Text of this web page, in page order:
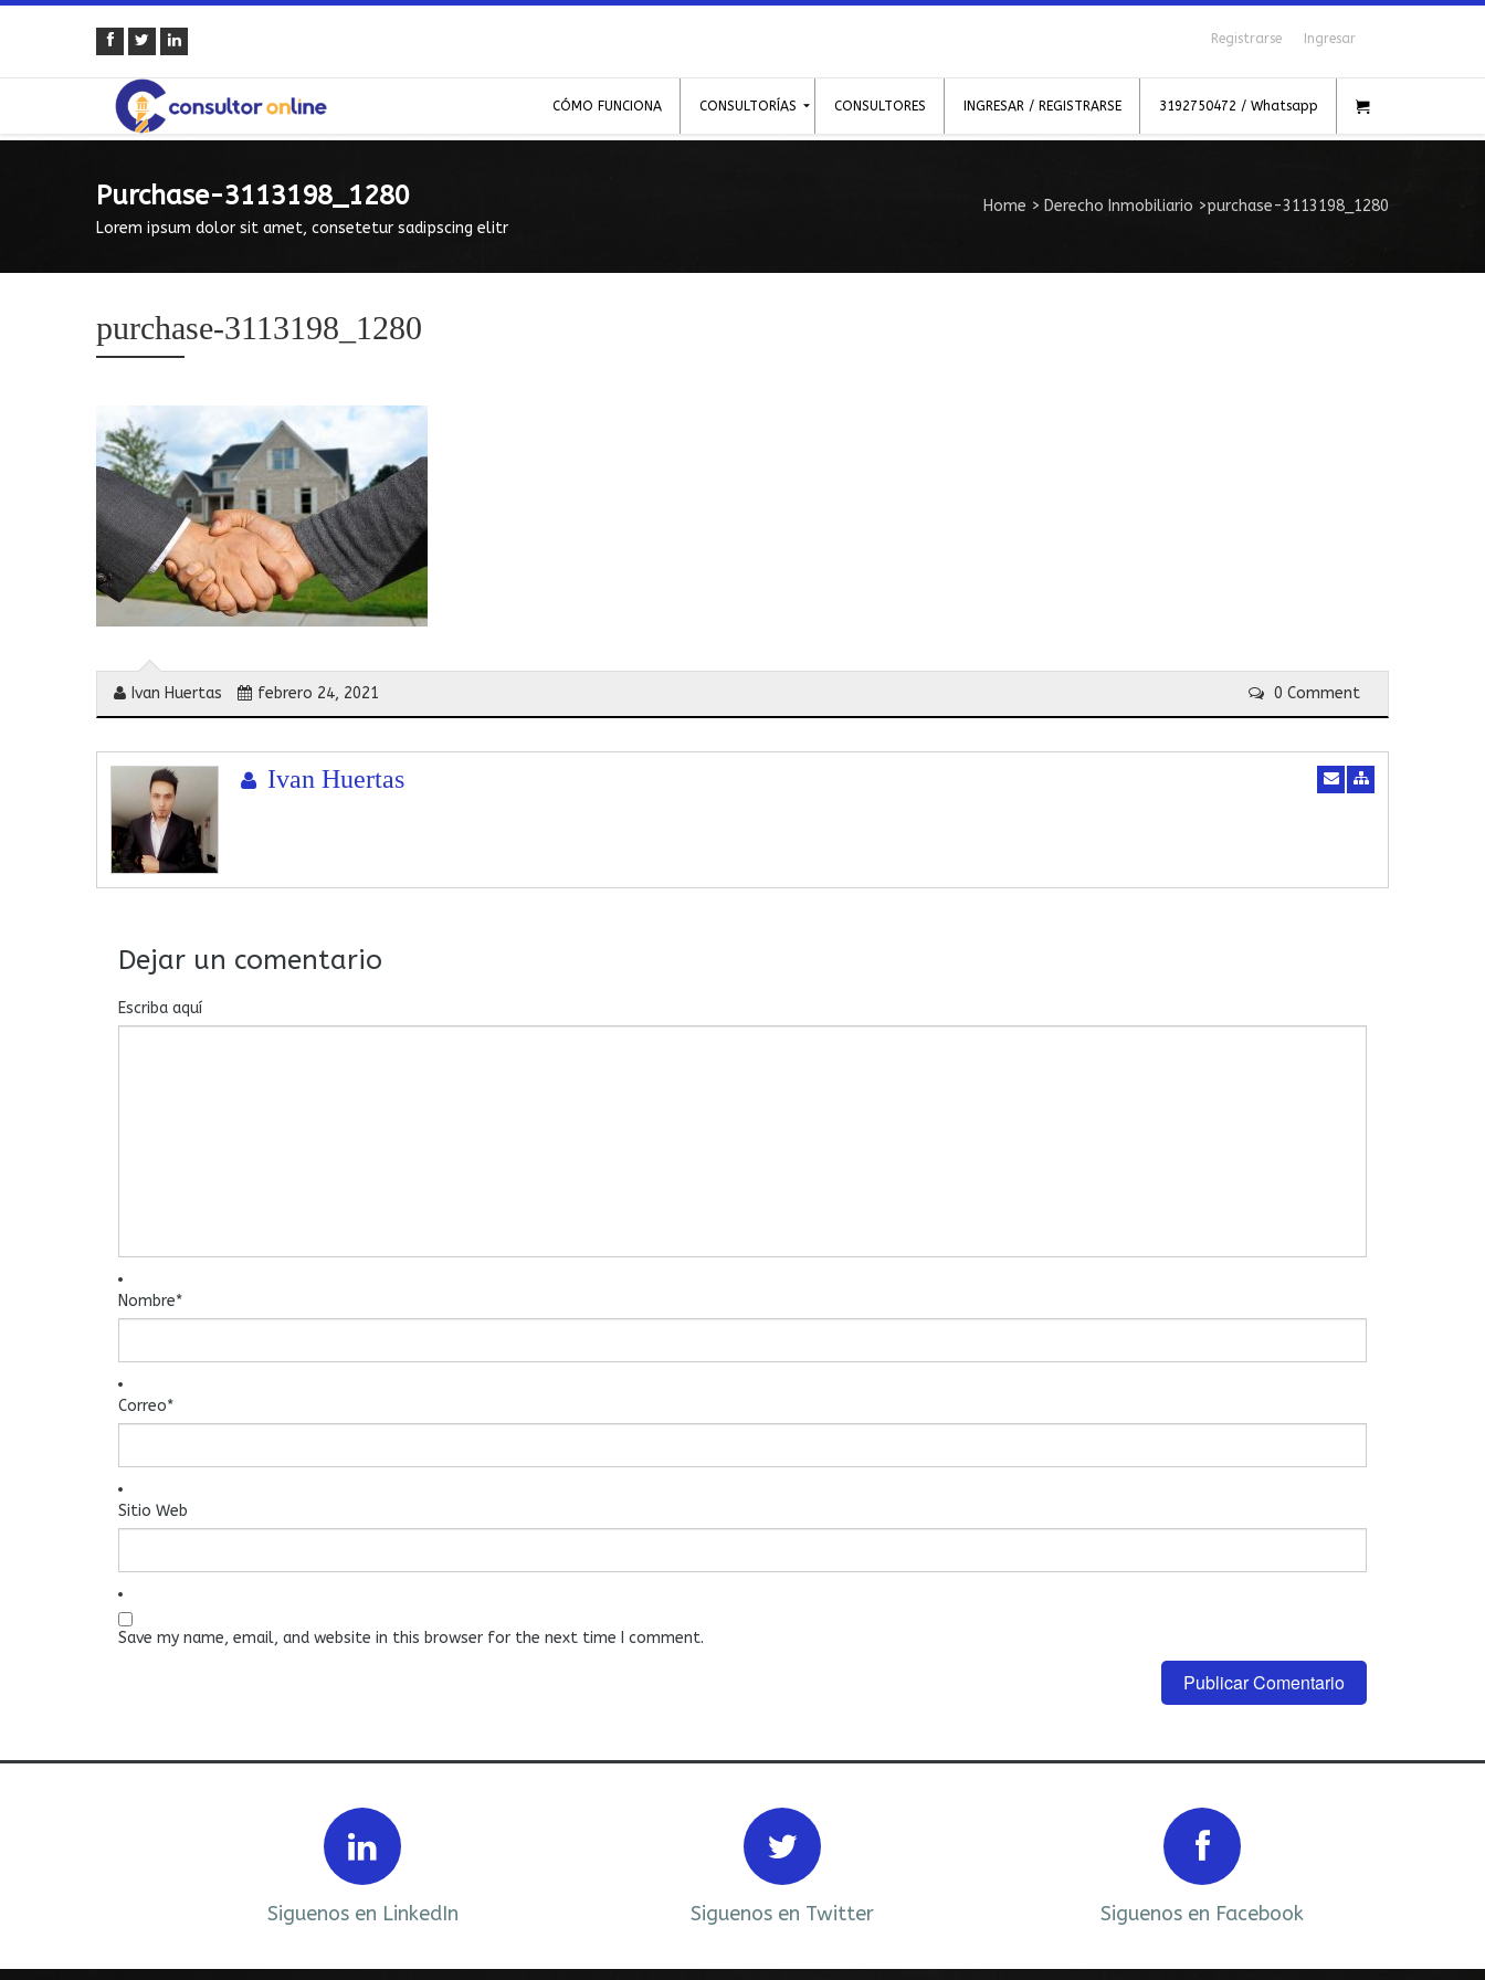
Registrarse Ingresar
CÓMO FUNCIONA CONSULTORÍAS CONSULTORES INGRESAR / REGISTRARSE 3192750472 / Whatsapp
Purchase-3113198_1280
Lorem ipsum dolor sit amet, consetetur sadipscing elitr
Home > Derecho Inmobiliario >purchase-3113198_1280
purchase-3113198_1280
Ivan Huertas febrero 24, 2021 0 Comment
Ivan Huertas
Dejar un comentario
Escriba aquí
Nombre*
Correo*
Sitio Web
Save my name, email, and website in this browser for the next time I comment.
Siguenos en LinkedIn Siguenos en Twitter Siguenos en Facebook